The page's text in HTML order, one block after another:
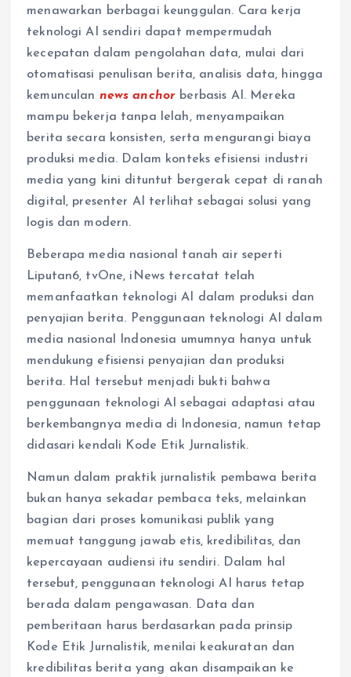
menawarkan berbagai keunggulan. Cara kerja
teknologi AI sendiri dapat mempermudah
kecepatan dalam pengolahan data, mulai dari
otomatisasi penulisan berita, analisis data, hingga
kemunculan news anchor berbasis AI. Mereka
mampu bekerja tanpa lelah, menyampaikan
berita secara konsisten, serta mengurangi biaya
produksi media. Dalam konteks efisiensi industri
media yang kini dituntut bergerak cepat di ranah
digital, presenter AI terlihat sebagai solusi yang
logis dan modern.
Beberapa media nasional tanah air seperti
Liputan6, tvOne, iNews tercatat telah
memanfaatkan teknologi AI dalam produksi dan
penyajian berita. Penggunaan teknologi AI dalam
media nasional Indonesia umumnya hanya untuk
mendukung efisiensi penyajian dan produksi
berita. Hal tersebut menjadi bukti bahwa
penggunaan teknologi AI sebagai adaptasi atau
berkembangnya media di Indonesia, namun tetap
didasari kendali Kode Etik Jurnalistik.
Namun dalam praktik jurnalistik pembawa berita
bukan hanya sekadar pembaca teks, melainkan
bagian dari proses komunikasi publik yang
memuat tanggung jawab etis, kredibilitas, dan
kepercayaan audiensi itu sendiri. Dalam hal
tersebut, penggunaan teknologi AI harus tetap
berada dalam pengawasan. Data dan
pemberitaan harus berdasarkan pada prinsip
Kode Etik Jurnalistik, menilai keakuratan dan
kredibilitas berita yang akan disampaikan ke